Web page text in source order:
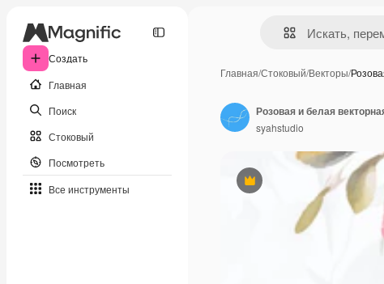
Создать
Главная
Поиск
Стоковый
Посмотреть
Все инструменты
Главная/Стоковый/Векторы/
Премиум
syahstudio